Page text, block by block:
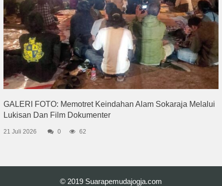
GALERI FOTO: Memotret Keindahan Alam Sokaraja Melalui
Lukisan Dan Film Dokumenter
21 Juli 2026 0 62
© 2019 Suarapemudajogja.com